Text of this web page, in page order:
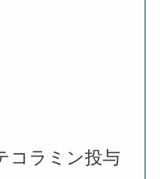
コラミン投与